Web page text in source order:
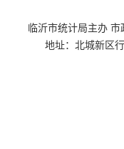
临沂市统计局主办 市
地址：北城新区